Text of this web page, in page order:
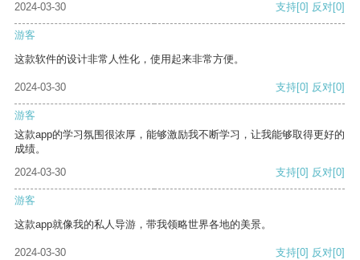
2024-03-30 支持[0] 反对[0]
游客
这款软件的设计非常人性化，使用起来非常方便。
2024-03-30 支持[0] 反对[0]
游客
这款app的学习氛围很浓厚，能够激励我不断学习，让我能够取得更好的
成绩。
2024-03-30
支持[0] 反对[0]
游客
这款app就像我的私人导游，带我领略世界各地的美景。
2024-03-30 支持[0] 反对[0]